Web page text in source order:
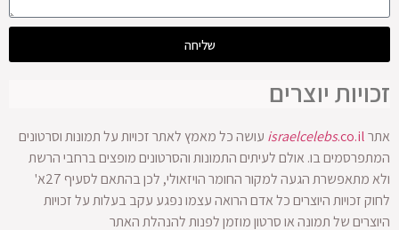
שליחה
זכויות יוצרים
אתר israelcelebs.co.il
עושה כל מאמץ לאתר זכויות על תמונות וסרטונים
המתפרסמים בו. אולם לעיתים התמונות והסרטונים מופצים ברחבי הרשת
ולא מתאפשרת הגעה למקור החומר הויזאולי, לכן בהתאם לסעיף 27א'
לחוק זכויות היוצרים כל אדם הרואה עצמו נפגע עקב בעלות על זכויות
היוצרים של תמונה או סרטון מוזמן לפנות להנהלת האתר